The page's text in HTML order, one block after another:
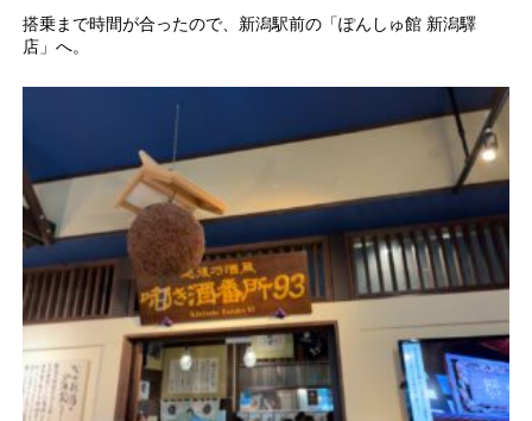
搭乗まで時間が合ったので、新潟駅前の「ぽんしゅ館 新潟驛
店」へ。